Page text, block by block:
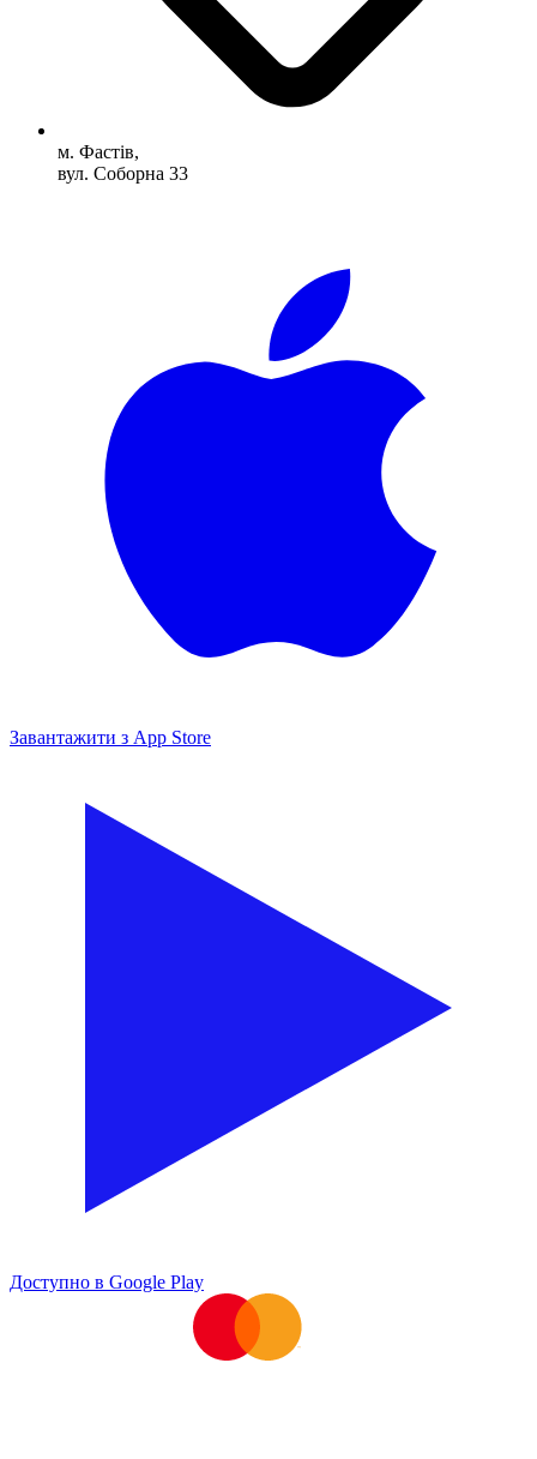
м. Фастів,
вул. Соборна 33
Завантажити з App Store
Доступно в Google Play